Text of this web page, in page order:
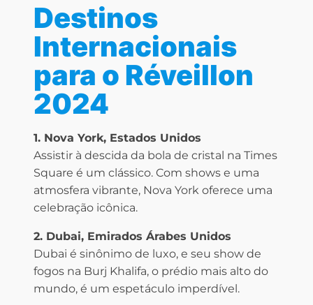
Destinos
Internacionais
para o Réveillon
2024
1. Nova York, Estados Unidos
Assistir à descida da bola de cristal na Times
Square é um clássico. Com shows e uma
atmosfera vibrante, Nova York oferece uma
celebração icônica.
2. Dubai, Emirados Árabes Unidos
Dubai é sinônimo de luxo, e seu show de
fogos na Burj Khalifa, o prédio mais alto do
mundo, é um espetáculo imperdível.